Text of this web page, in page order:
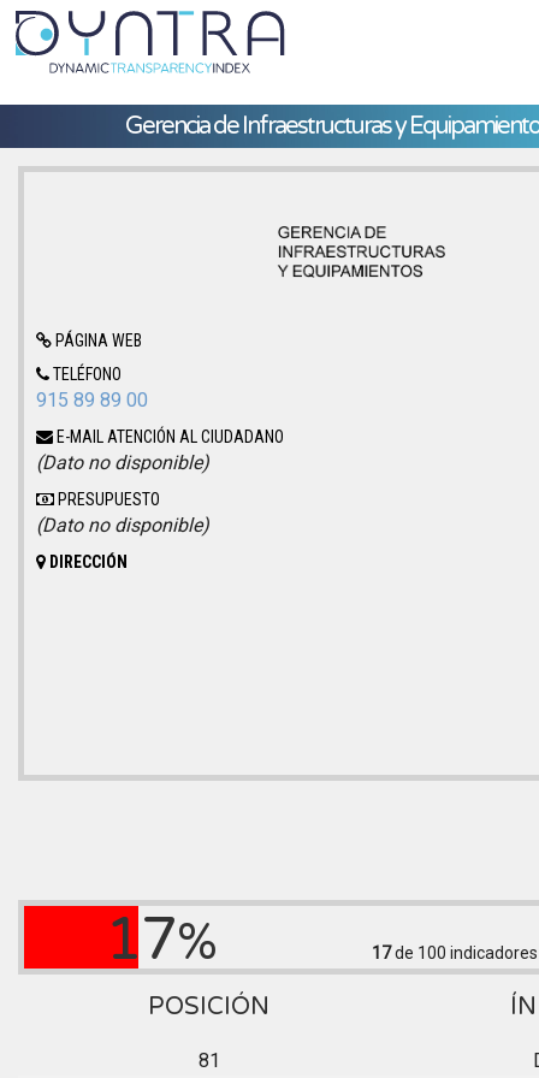
Gerencia de Infraestructuras y
PÁGINA WEB
TELÉFONO
915 89 89 00
E-MAIL ATENCIÓN AL CIUDADANO
(Dato no disponible)
PRESUPUESTO
(Dato no disponible)
DIRECCIÓN
17% 17de 100
POSICIÓN
81